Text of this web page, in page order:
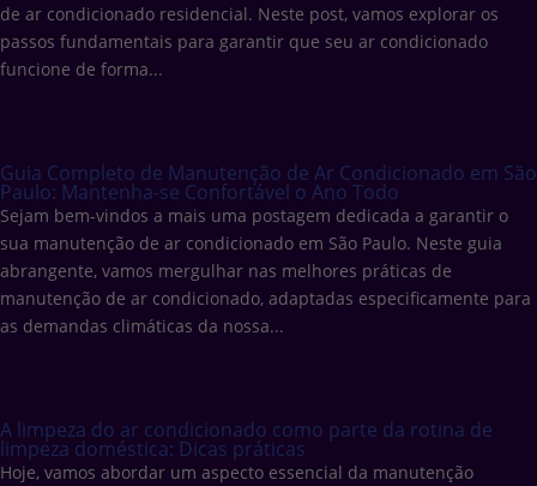
de ar condicionado residencial. Neste post, vamos explorar os
passos fundamentais para garantir que seu ar condicionado
funcione de forma...
Guia Completo de Manutenção de Ar Condicionado em São
Paulo: Mantenha-se Confortável o Ano Todo
Sejam bem-vindos a mais uma postagem dedicada a garantir o
sua manutenção de ar condicionado em São Paulo. Neste guia
abrangente, vamos mergulhar nas melhores práticas de
manutenção de ar condicionado, adaptadas especificamente para
as demandas climáticas da nossa...
A limpeza do ar condicionado como parte da rotina de
limpeza doméstica: Dicas práticas
Hoje, vamos abordar um aspecto essencial da manutenção